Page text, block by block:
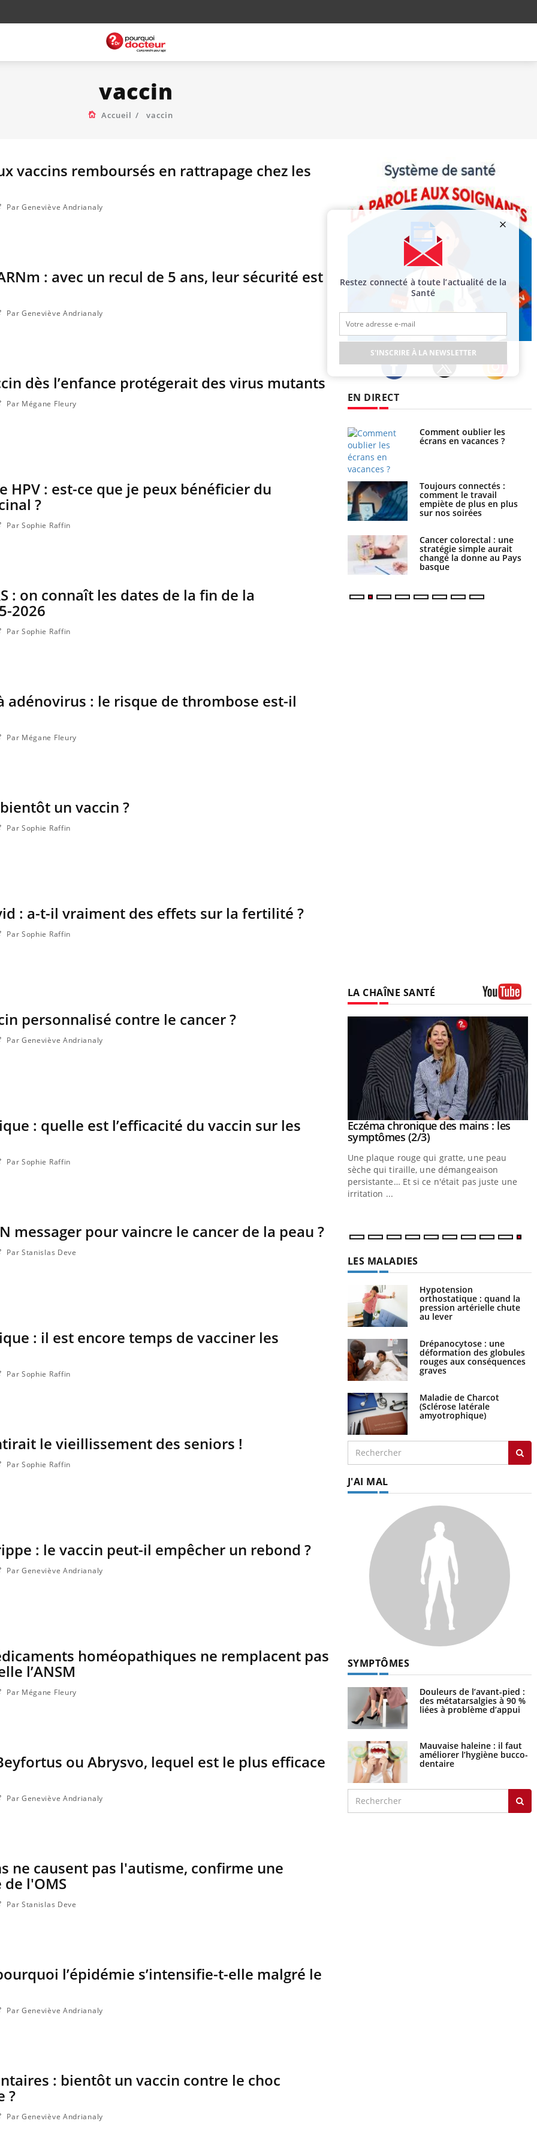
vaccin
Accueil vaccin
vaccins remboursés en rattrapage chez les
Par Geneviève Andrianaly
: avec un recul de 5 ans, leur sécurité est
Par Geneviève Andrianaly
dès l’enfance protégerait des virus mutants
Par Mégane Fleury
HPV : est-ce que je peux bénéficier du
?
Par Sophie Raffin
: on connaît les dates de la fin de la
2026
Par Sophie Raffin
adénovirus : le risque de thrombose est-il
Par Mégane Fleury
un vaccin ?
Par Sophie Raffin
: a-t-il vraiment des effets sur la fertilité ?
Par Sophie Raffin
personnalisé contre le cancer ?
Par Geneviève Andrianaly
: quelle est l’efficacité du vaccin sur les
Par Sophie Raffin
messager pour vaincre le cancer de la peau ?
Par Stanislas Deve
: il est encore temps de vacciner les
Par Sophie Raffin
le vieillissement des seniors !
Par Sophie Raffin
: le vaccin peut-il empêcher un rebond ?
Par Geneviève Andrianaly
homéopathiques ne remplacent pas
l’ANSM
Par Mégane Fleury
ou Abrysvo, lequel est le plus efficace
Par Geneviève Andrianaly
ne causent pas l'autisme, confirme une
l'OMS
Par Stanislas Deve
l’épidémie s’intensifie-t-elle malgré le
Par Geneviève Andrianaly
: bientôt un vaccin contre le choc
?
Par Geneviève Andrianaly
EN DIRECT
Mortalité infantile : un
rapport s’interroge sur son
Comment oublier les
écrans en vacances ?
Toujours connectés :
comment le travail
empiète de plus en plus
sur nos soirées
Cancer colorectal : une
stratégie simple aurait
changé la donne au Pays
basque
LA CHAÎNE SANTÉ
l’entreprise mise sur le bien
Youtube
vous de la santé et de la qualité
au travail" de Pourquoi Docteur
Youtube
Eczéma chronique des mains : au Youtube
Eczéma chronique des mains : les
symptômes (2/3)Youtube
Une plaque rouge qui gratte, une peau
sèche qui tiraille, une démangeaison
persistante… Et si ce n'était pas juste une
irritation ...
LES MALADIES
Hypotension
orthostatique : quand la
pression artérielle chute
au lever
Drépanocytose : une
déformation des globules
rouges aux conséquences
graves
Maladie de Charcot
(Sclérose latérale
amyotrophique)
J'AI MAL
SYMPTÔMES
Douleurs de l’avant-pied :
des métatarsalgies à 90 %
liées à problème d’appui
Mauvaise haleine : il faut
améliorer l’hygiène bucco-
dentaire
Restez connecté à toute l’actualité de la
Santé
S'INSCRIRE À LA NEWSLETTER